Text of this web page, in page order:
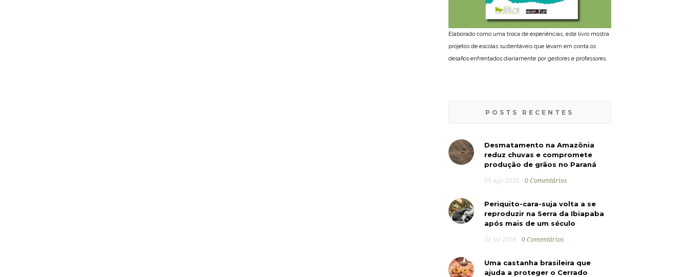
Elaborado como uma troca de experiências, este livro mostra
projetos de escolas sustentáveis que levam em conta os
desafios enfrentados diariamente por gestores e professores.
POSTS RECENTES
Desmatamento na Amazônia
reduz chuvas e compromete
produção de grãos no Paraná
05 ago 2026 0 Comentários
Periquito-cara-suja volta a se
reproduzir na Serra da Ibiapaba
após mais de um século
31 jul 2026 0 Comentários
Uma castanha brasileira que
ajuda a proteger o Cerrado